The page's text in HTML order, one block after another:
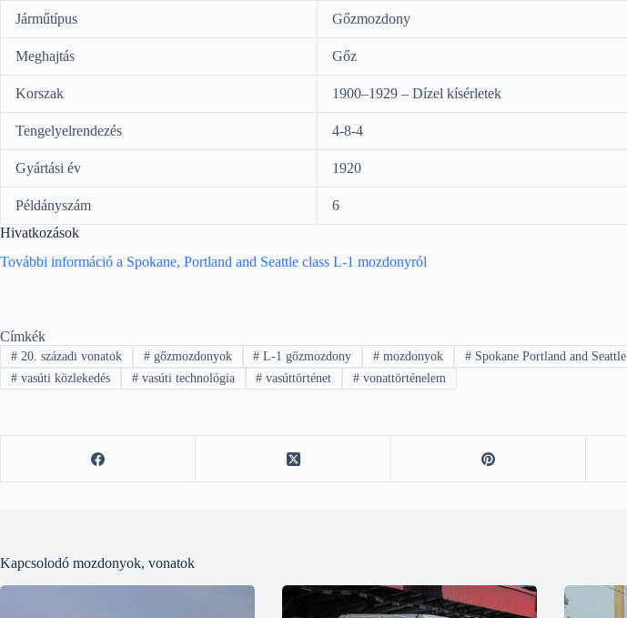
Járműtípus Gőzmozdony
Meghajtás Gőz
Korszak 1900–1929 – Dízel kísérletek
Tengelyelrendezés 4-8-4
Gyártási év 1920
Példányszám
6
Hivatkozások
További információ a Spokane, Portland and Seattle class L-1 mozdonyról
Címkék
#20. századi vonatok #gőzmozdonyok # L-1 gőzmozdony # mozdonyok # Spokane Portland and Seattle
#vasúti közlekedés #vasúti technológia # vasúttörténet # vonattörténelem
Kapcsolodó mozdonyok, vonatok